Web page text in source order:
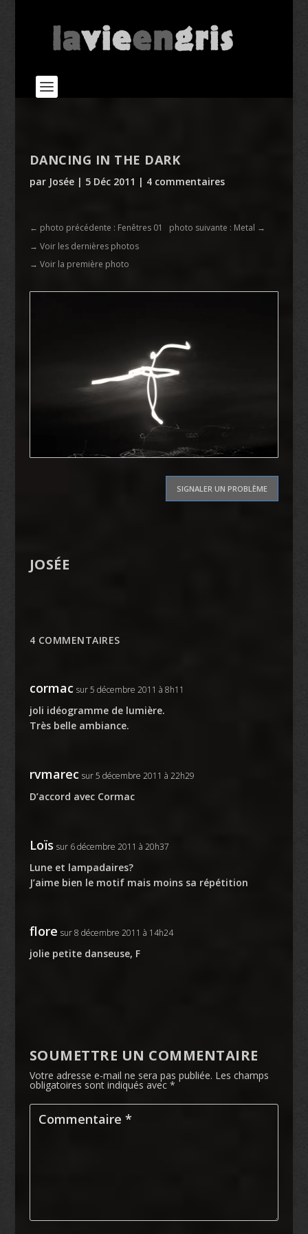
DANCING IN THE DARK
par Josée| 5 Déc 2011 | 4 commentaires
← photo précédente : Fenêtres 01 photo suivante : Metal →
→ Voir les dernières photos
→ Voir la première photo
SIGNALER UN PROBLÈME
JOSÉE
4 COMMENTAIRES
cormac sur 5 décembre 2011 à 8h11
joli idéogramme de lumière.
Très belle ambiance.
rvmarec sur 5 décembre 2011 à 22h29
D’accord avec Cormac
Loïs sur 6 décembre 2011 à 20h37
Lune et lampadaires?
J’aime bien le motif mais moins sa répétition
flore sur 8 décembre 2011 à 14h24
jolie petite danseuse, F
SOUMETTRE UN COMMENTAIRE
Votre adresse e-mail ne sera pas publiée. Les champs
obligatoires sont indiqués avec *